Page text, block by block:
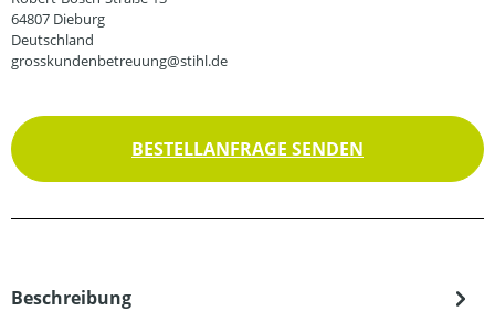
64807 Dieburg
Deutschland
grosskundenbetreuung@stihl.de
BESTELLANFRAGE SENDEN
Beschreibung